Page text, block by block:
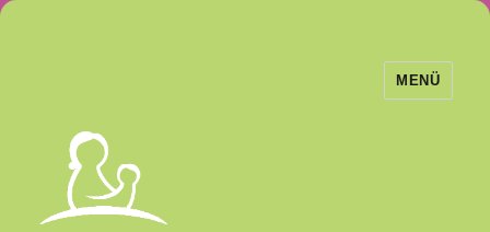
Physiotherapie und Osteopathie
Hiller Hilliges
MENÜ